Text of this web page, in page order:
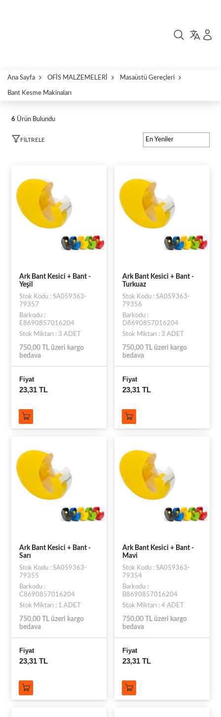
Ana Sayfa OFİS MALZEMELERİ Masaüstü Gereçleri
Bant Kesme Makinaları
6 Ürün Bulundu
FILTRELE
Ark Bant Kesici + Bant -
Yeşil
Stok Kodu : SA059363-
79357
Barkodu :
E8690857016204
Stok Miktarı : 3 ADET
750,00 TL üzeri kargo
bedava
Fiyat
23,31 TL
Ark Bant Kesici + Bant -
Turkuaz
Stok Kodu : SA059363-
79356
Barkodu :
D8690857016204
Stok Miktarı : 3 ADET
750,00 TL üzeri kargo
bedava
Fiyat
23,31 TL
Ark Bant Kesici + Bant -
Sarı
Stok Kodu : SA059363-
79355
Barkodu :
C8690857016204
Stok Miktarı : 1 ADET
750,00 TL üzeri kargo
bedava
Fiyat
23,31 TL
Ark Bant Kesici + Bant -
Mavi
Stok Kodu : SA059363-
79354
Barkodu :
B8690857016204
Stok Miktarı : 4 ADET
750,00 TL üzeri kargo
bedava
Fiyat
23,31 TL